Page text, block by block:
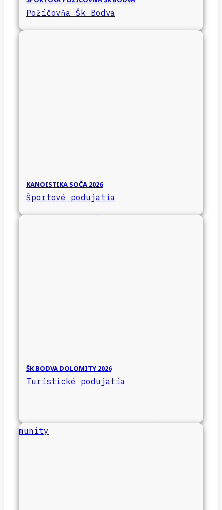
Požičovňa Šk Bodva
KANOISTIKA SOČA 2026
Športové podujatia
ŠK BODVA DOLOMITY 2026
Turistické podujatia